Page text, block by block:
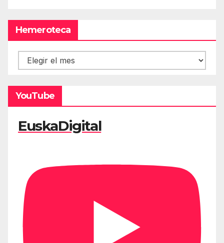
Hemeroteca
Hemeroteca
YouTube
EuskaDigital